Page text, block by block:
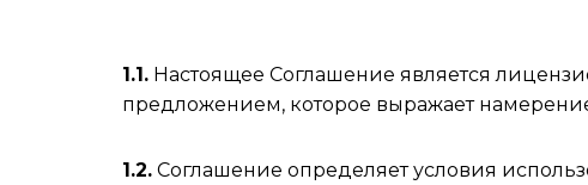
1.1. Настоящее Соглашение является
предложением, которое выражает
1.2. Соглашение определяет условия